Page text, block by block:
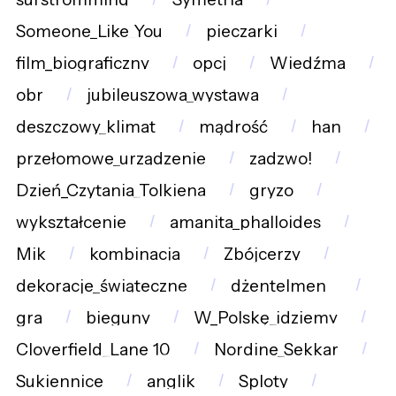
Someone_Like_You
pieczarki
film_biograficzny
opcj
Wiedźma
obr
jubileuszowa_wystawa
deszczowy_klimat
mądrość
han
przełomowe_urządzenie
zadzwo!
Dzień_Czytania_Tolkiena
gryzo
wykształcenie
amanita_phalloides
Mik
kombinacja
Zbójcerzy
dekoracje_świąteczne
dżentelmen_
gra
bieguny
W_Polskę_idziemy
Cloverfield_Lane_10
Nordine_Sekkar
Sukiennice
anglik Sploty